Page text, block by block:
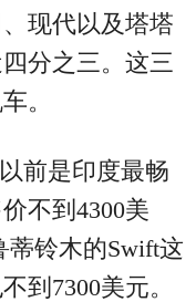
现代以及塔塔
分之三。这三
。
前是印度最畅
不到4300美
蒂铃木的Swift这
到7300美元。